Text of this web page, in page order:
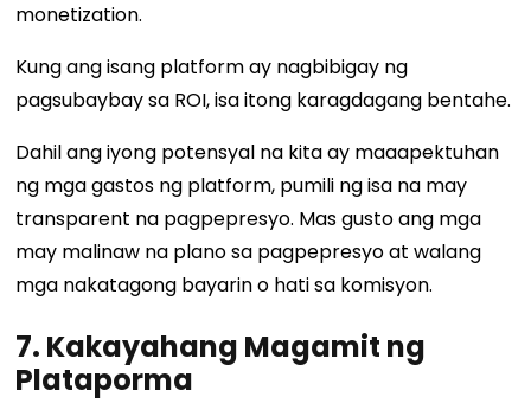
monetization.
Kung ang isang platform ay nagbibigay ng
pagsubaybay sa ROI, isa itong karagdagang bentahe.
Dahil ang iyong potensyal na kita ay maaapektuhan
ng mga gastos ng platform, pumili ng isa na may
transparent na pagpepresyo. Mas gusto ang mga
may malinaw na plano sa pagpepresyo at walang
mga nakatagong bayarin o hati sa komisyon.
7. Kakayahang Magamit ng
Plataporma